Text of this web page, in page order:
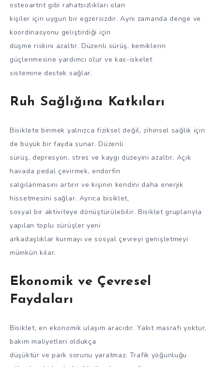
osteoartrit gibi rahatsızlıkları olan
kişiler için uygun bir egzersizdir. Aynı zamanda denge ve
koordinasyonu geliştirdiği için
düşme riskini azaltır. Düzenli sürüş, kemiklerin
güçlenmesine yardımcı olur ve kas-iskelet
sistemine destek sağlar.
Ruh Sağlığına Katkıları
Bisiklete binmek yalnızca fiziksel değil, zihinsel sağlık için
de büyük bir fayda sunar. Düzenli
sürüş, depresyon, stres ve kaygı düzeyini azaltır. Açık
havada pedal çevirmek, endorfin
salgılanmasını artırır ve kişinin kendini daha enerjik
hissetmesini sağlar. Ayrıca bisiklet,
sosyal bir aktiviteye dönüştürülebilir. Bisiklet gruplarıyla
yapılan toplu sürüşler yeni
arkadaşlıklar kurmayı ve sosyal çevreyi genişletmeyi
mümkün kılar.
Ekonomik ve Çevresel
Faydaları
Bisiklet, en ekonomik ulaşım aracıdır. Yakıt masrafı yoktur,
bakım maliyetleri oldukça
düşüktür ve park sorunu yaratmaz. Trafik yoğunluğu